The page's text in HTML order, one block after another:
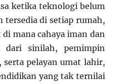
ketika teknologi belum
tersedia di setiap rumah,
mana cahaya iman dan
dari sinilah, pemimpin
serta pelayan umat lahir,
yang tak ternilai